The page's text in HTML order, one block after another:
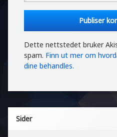
Dette nettstedet bruker
spam. Finn ut mer om
dine behandles.
Sider